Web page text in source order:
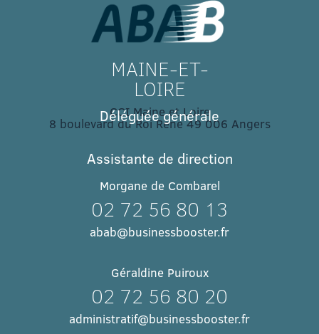
MAINE-ET-
LOIRE
CCI Maine et Loire
8 boulevard du Roi René 49 006 Angers​
Déléguée générale
Assistante de direction
Morgane de Combarel
02 72 56 80 13
abab@businessbooster.fr
Géraldine Puiroux
02 72 56 80 20
administratif@businessbooster.fr